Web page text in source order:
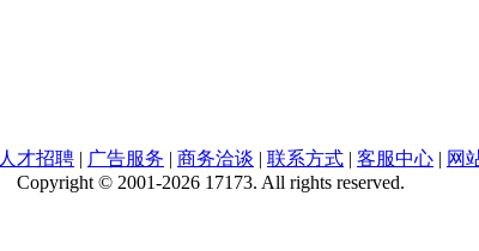
人才招聘 | 广告服务 | 商务洽谈 | 联系方式 | 客服中心 | 网
Copyright © 2001-2026 17173. All rights reserved.